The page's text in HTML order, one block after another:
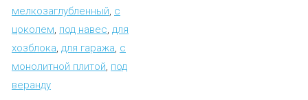
мелкозаглубленный, с
цоколем, под навес, для
хозблока, для гаража, с
монолитной плитой, под
веранду